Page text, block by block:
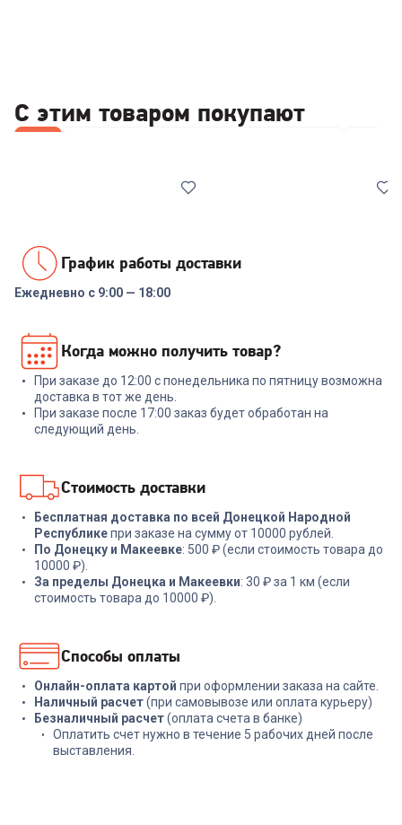
С этим товаром покупают
Реле напряжения Rucelf
SRW-16A 3кВА
+ 47 бонусов
1 599₽
КТ-9126
2 579₽
График работы доставки
Ежедневно с 9:00 — 18:00
Когда можно получить товар?
При заказе до 12:00 с понедельника по пятницу возможна
доставка в тот же день.
При заказе после 17:00 заказ будет обработан на
следующий день.
Стоимость доставки
Бесплатная доставка по всей Донецкой Народной
Республикепри заказе на сумму от 10000 рублей.
По Донецку и Макеевке: 500 ₽ (если стоимость товара до
10000 ₽).
За пределы Донецка и Макеевки: 30 ₽ за 1 км (если
стоимость товара до 10000 ₽).
Способы оплаты
Онлайн-оплата картой при оформлении заказа на сайте.
Наличный расчет(при самовывозе или оплата курьеру)
Безналичный расчет(оплата счета в банке)
Оплатить счет нужно в течение 5 рабочих дней после
выставления.